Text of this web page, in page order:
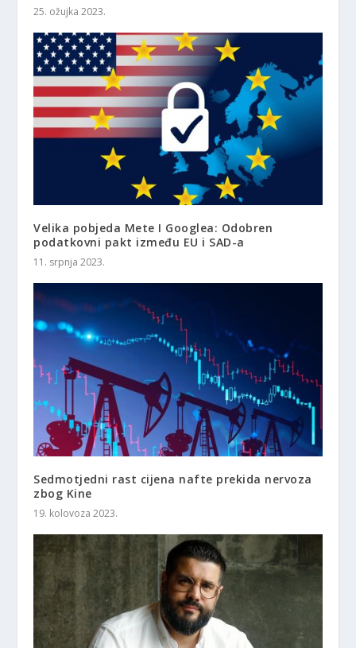
25. ožujka 2023.
Velika pobjeda Mete I Googlea: Odobren
podatkovni pakt između EU i SAD-a
11. srpnja 2023.
Sedmotjedni rast cijena nafte prekida nervoza
zbog Kine
19. kolovoza 2023.